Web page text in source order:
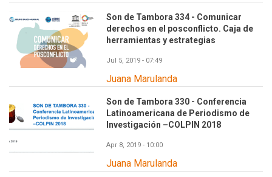
Son de Tambora 334 - Comunicar
derechos en el posconflicto. Caja de
herramientas y estrategias
Jul 5, 2019 - 07:49
Juana Marulanda
Son de Tambora 330 - Conferencia
Latinoamericana de Periodismo de
Investigación –COLPIN 2018
Apr 8, 2019 - 10:00
Juana Marulanda